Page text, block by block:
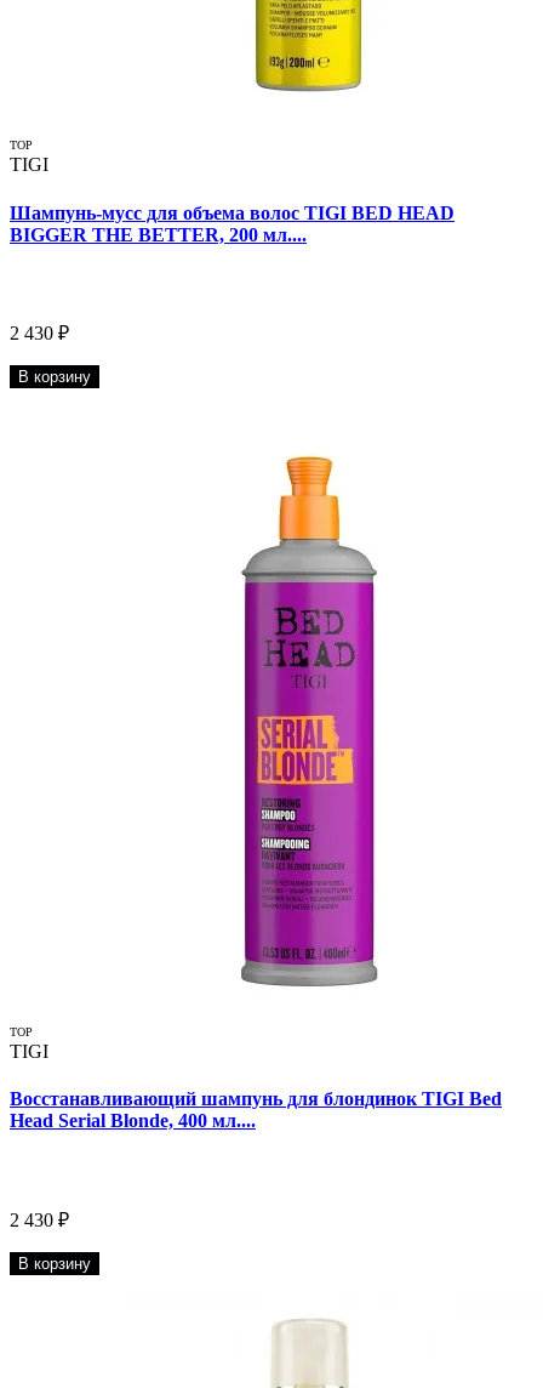
TOP
TIGI
Шампунь-мусс для объема волос TIGI BED HEAD
BIGGER THE BETTER, 200 мл....
2 430 ₽
В корзину
TOP
TIGI
Восстанавливающий шампунь для блондинок TIGI Bed
Head Serial Blonde, 400 мл....
2 430 ₽
В корзину